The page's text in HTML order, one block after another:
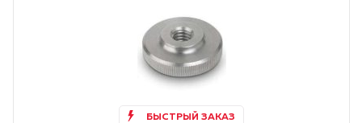
БЫСТРЫЙ ЗАКАЗ